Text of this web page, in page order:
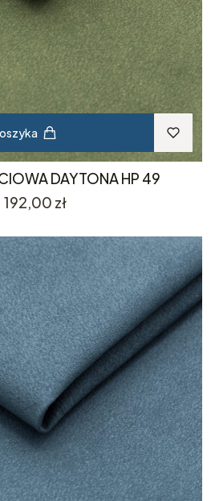
DAYTONA HP 49
Cena
192,00 zł